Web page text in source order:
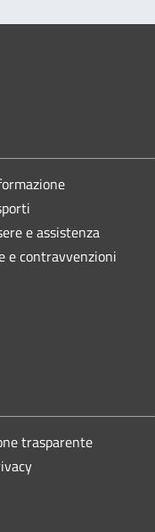
e assistenza
e contravvenzioni
trasparente